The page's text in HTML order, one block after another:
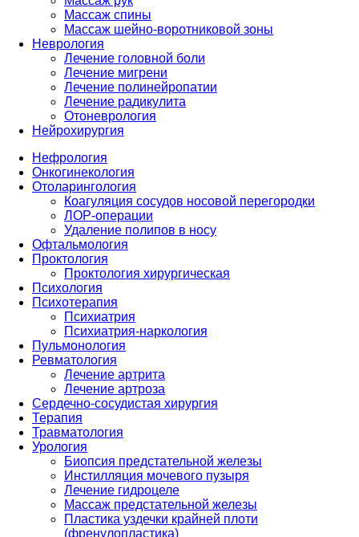
Массаж спины
Массаж шейно-воротниковой зоны
Неврология
Лечение головной боли
Лечение мигрени
Лечение полинейропатии
Лечение радикулита
Отоневрология
Нейрохирургия
Нефрология
Онкогинекология
Отоларингология
Коагуляция сосудов носовой перегородки
ЛОР-операции
Удаление полипов в носу
Офтальмология
Проктология
Проктология хирургическая
Психология
Психотерапия
Психиатрия
Психиатрия-наркология
Пульмонология
Ревматология
Лечение артрита
Лечение артроза
Сердечно-сосудистая хирургия
Терапия
Травматология
Урология
Биопсия предстательной железы
Инстилляция мочевого пузыря
Лечение гидроцеле
Массаж предстательной железы
Пластика уздечки крайней плоти
(френулопластика)